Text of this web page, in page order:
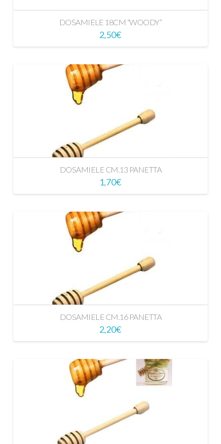
DOSAMIELE 18CM “WOODY”
2,50€
DOSAMIELE CM.13 PANETTA
1,70€
DOSAMIELE CM.16 PANETTA
2,20€